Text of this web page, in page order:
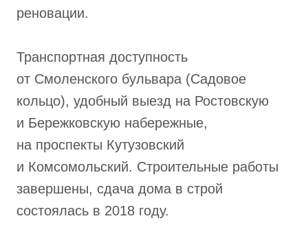
реновации.
Транспортная доступность
от Смоленского бульвара (Садовое
кольцо), удобный выезд на Ростовскую
и Бережковскую набережные,
на проспекты Кутузовский
и Комсомольский. Строительные работы
завершены, сдача дома в строй
состоялась в 2018 году.